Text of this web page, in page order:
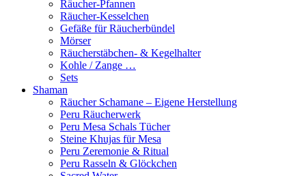
Räucher-Pfannen
Räucher-Kesselchen
Gefäße für Räucherbündel
Mörser
Räucherstäbchen- & Kegelhalter
Kohle / Zange …
Sets
Shaman
Räucher Schamane – Eigene Herstellung
Peru Räucherwerk
Peru Mesa Schals Tücher
Steine Khujas für Mesa
Peru Zeremonie & Ritual
Peru Rasseln & Glöckchen